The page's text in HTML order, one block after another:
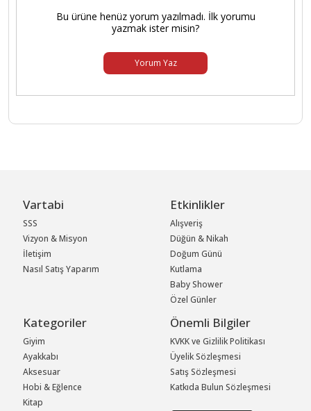
Bu ürüne henüz yorum yazılmadı. İlk yorumu
yazmak ister misin?
Yorum Yaz
Vartabi
SSS
Vizyon & Misyon
İletişim
Nasıl Satış Yaparım
Etkinlikler
Alışveriş
Düğün & Nikah
Doğum Günü
Kutlama
Baby Shower
Özel Günler
Kategoriler
Giyim
Ayakkabı
Aksesuar
Hobi & Eğlence
Kitap
Önemli Bilgiler
KVKK ve Gizlilik Politikası
Üyelik Sözleşmesi
Satış Sözleşmesi
Katkıda Bulun Sözleşmesi